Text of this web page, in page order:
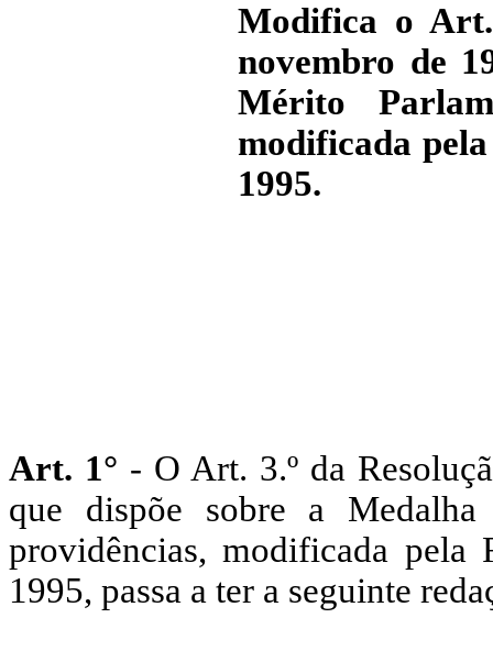
Modifica o Art.
novembro de
Mérito
modificada
1995.
Art. 1° - O Art. 3.º da
que dispõe sobre a
providências, modificada pela
1995, passa a ter a seguinte